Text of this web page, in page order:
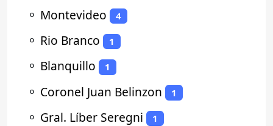
⚬ Montevideo 4
⚬ Rio Branco 1
⚬ Blanquillo 1
⚬ Coronel Juan Belinzon 1
⚬ Gral. Líber Seregni 1